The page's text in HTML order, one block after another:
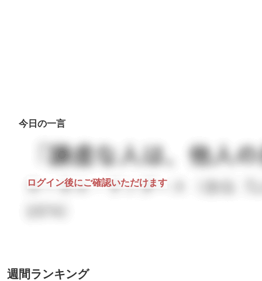
今日の一言
ログイン後にご確認いただけます
週間ランキング